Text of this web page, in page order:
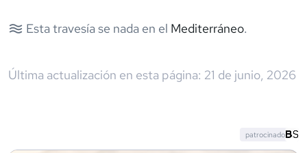
Esta travesía se nada en el Mediterráneo.
Última actualización en esta página: 21 de junio, 2026
patrocinado